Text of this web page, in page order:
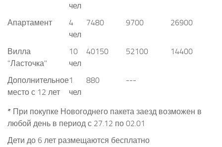
чел
Апартамент
4
чел
7480 9700 26900
Вилла
"Ласточка"
10
чел
40150 52100 14400
Дополнительное
место с 12 лет
1
чел
880 ---
* При покупке Новогоднего пакета заезд возможен в
любой день в период с 27.12 по 02.01
Дети до 6 лет размещаются бесплатно